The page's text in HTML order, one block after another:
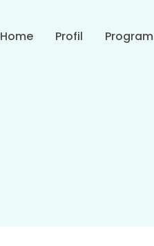
Home Profil Program